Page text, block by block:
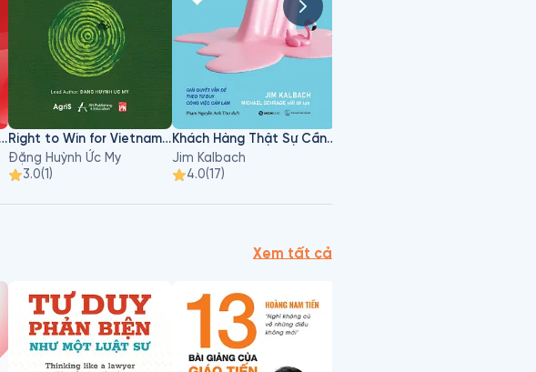
Văn Hóa Quản Trị Chất Việt
Right to Win for Vietnamese Agriculture
Đặng Huỳnh Ức My
3.0(1)
Khách Hàng Thật Sự Cần Gì?
Jim Kalbach
4.0(17)
Xem tất cả